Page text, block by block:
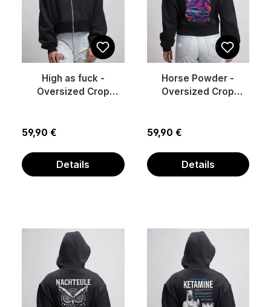
High as fuck -
Oversized Crop
Regulärer Preis:
59,90 €
Details
Horse Powder -
Oversized Crop
Regulärer Preis:
59,90 €
Details